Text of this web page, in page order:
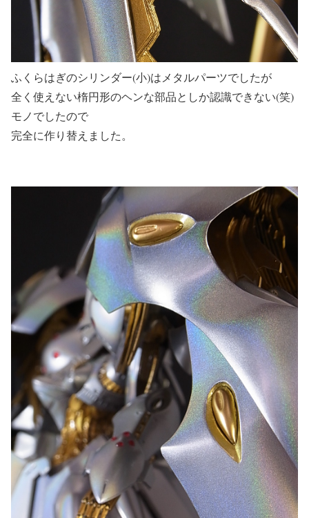
ふくらはぎのシリンダー(小)はメタルパーツでしたが
全く使えない楕円形のヘンな部品としか認識できない(笑)
モノでしたので
完全に作り替えました。